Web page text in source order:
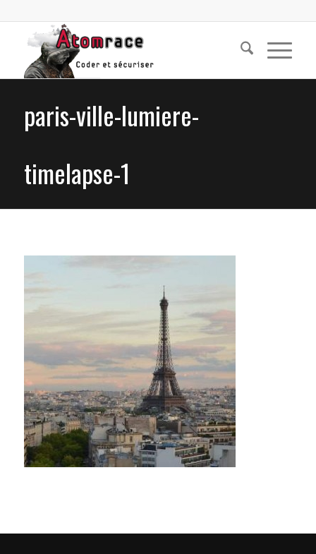
paris-ville-lumiere-
timelapse-1